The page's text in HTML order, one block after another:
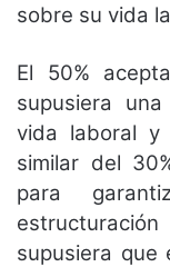
sobre su vida
El 50%
supusiera
vida laboral y
similar del
para
supusiera